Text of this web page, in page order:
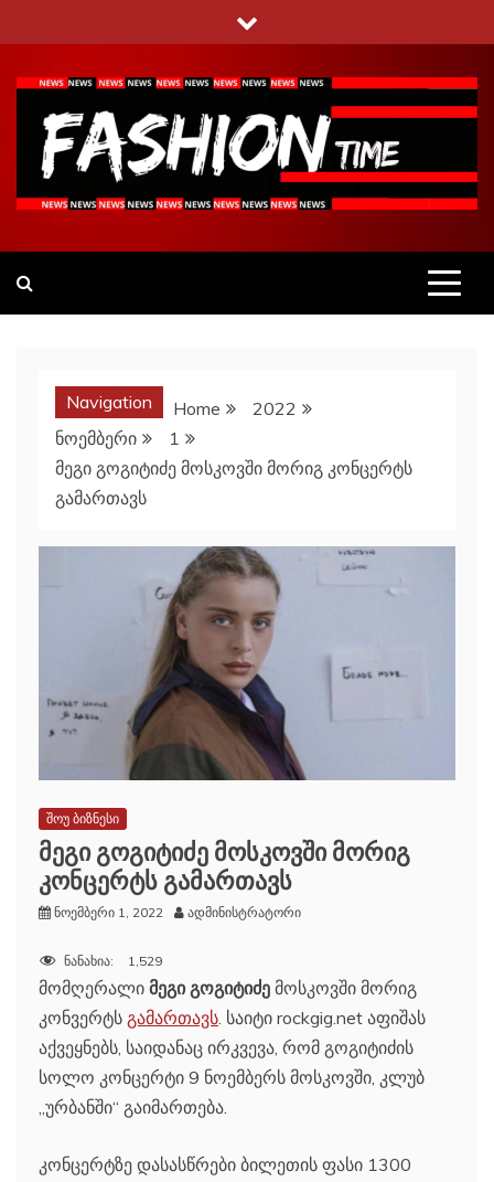
to
content
Navigation Home
2022
ნოემბერი
1
მეგი გოგიტიძე მოსკოვში მორიგ კონცერტს
გამართავს
შოუ ბიზნესი
მეგი გოგიტიძე მოსკოვში მორიგ
კონცერტს გამართავს
ნოემბერი 1, 2022 ადმინისტრატორი
ნანახია: 1,529
მომღერალი მეგი გოგიტიძე მოსკოვში მორიგ
კონვერტს გამართავს. საიტი rockgig.net აფიშას
აქვეყნებს, საიდანაც ირკვევა, რომ გოგიტიძის
სოლო კონცერტი 9 ნოემბერს მოსკოვში, კლუბ
„ურბანში“ გაიმართება.
კონცერტზე დასასწრები ბილეთის ფასი 1300